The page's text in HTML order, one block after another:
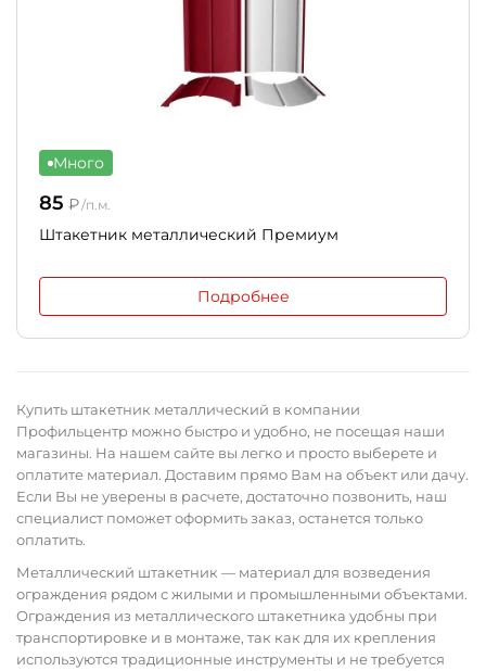
Много
85 ₽/п.м.
Штакетник металлический Премиум
Подробнее
Купить штакетник металлический в компании
Профильцентр можно быстро и удобно, не посещая наши
магазины. На нашем сайте вы легко и просто выберете и
оплатите материал. Доставим прямо Вам на объект или дачу.
Если Вы не уверены в расчете, достаточно позвонить, наш
специалист поможет оформить заказ, останется только
оплатить.
Металлический штакетник — материал для возведения
ограждения рядом с жилыми и промышленными объектами.
Ограждения из металлического штакетника удобны при
транспортировке и в монтаже, так как для их крепления
используются традиционные инструменты и не требуется